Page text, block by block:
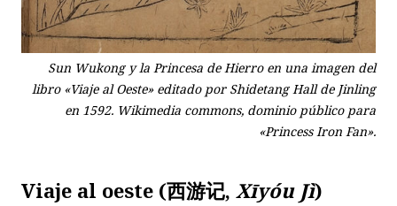
Sun Wukong y la Princesa de Hierro en una imagen del
libro «Viaje al Oeste» editado por Shidetang Hall de Jinling
en 1592. Wikimedia commons, dominio público para
«Princess Iron Fan».
Viaje al oeste (西游记, Xīyóu Jì)